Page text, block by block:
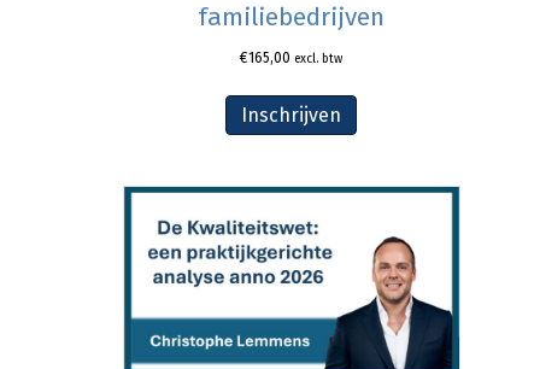
familiebedrijven
€165,00 excl. btw
Inschrijven